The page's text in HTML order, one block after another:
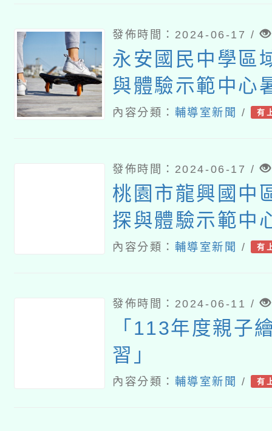
發佈時間：2024-06-17 /
永安國民中學區
與體驗示範中心
程活動
內容分類： 輔導室新聞 / 有
發佈時間：2024-06-17 /
桃園市龍興國中
探與體驗示範中
動
內容分類： 輔導室新聞 / 有
發佈時間：2024-06-11 /
「113年度親子
習」
內容分類： 輔導室新聞 / 有